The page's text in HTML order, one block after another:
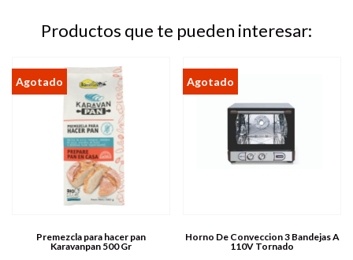
Productos que te pueden interesar:
Premezcla para hacer pan
Karavanpan 500 Gr
Horno De Conveccion 3 Bandejas A
110V Tornado